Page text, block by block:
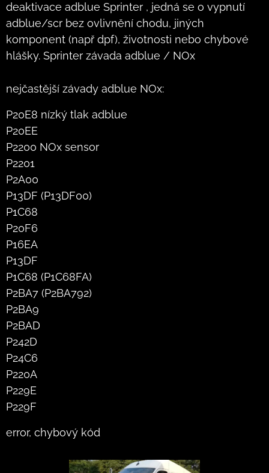
deaktivace adblue Sprinter , jedná se o vypnutí
adblue/scr bez ovlivnění chodu, jiných
komponent (např dpf), životnosti nebo chybové
hlášky. Sprinter závada adblue / NOx
nejčastější závady adblue NOx:
P20E8 nízký tlak adblue
P20EE
P2200 NOx sensor
P2201
P2A00
P13DF (P13DF00)
P1C68
P20F6
P16EA
P13DF
P1C68 (P1C68FA)
P2BA7 (P2BA792)
P2BA9
P2BAD
P242D
P24C6
P220A
P229E
P229F
error, chybový kód